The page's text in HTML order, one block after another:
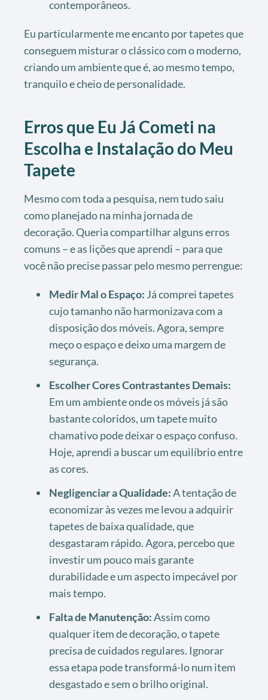
contemporâneos.
Eu particularmente me encanto por tapetes que
conseguem misturar o clássico com o moderno,
criando um ambiente que é, ao mesmo tempo,
tranquilo e cheio de personalidade.
Erros que Eu Já Cometi na
Escolha e Instalação do Meu
Tapete
Mesmo com toda a pesquisa, nem tudo saiu
como planejado na minha jornada de
decoração. Queria compartilhar alguns erros
comuns – e as lições que aprendi – para que
você não precise passar pelo mesmo perrengue:
Medir Mal o Espaço: Já comprei tapetes
cujo tamanho não harmonizava com a
disposição dos móveis. Agora, sempre
meço o espaço e deixo uma margem de
segurança.
Escolher Cores Contrastantes Demais:
Em um ambiente onde os móveis já são
bastante coloridos, um tapete muito
chamativo pode deixar o espaço confuso.
Hoje, aprendi a buscar um equilíbrio entre
as cores.
Negligenciar a Qualidade:A tentação de
economizar às vezes me levou a adquirir
tapetes de baixa qualidade, que
desgastaram rápido. Agora, percebo que
investir um pouco mais garante
durabilidade e um aspecto impecável por
mais tempo.
Falta de Manutenção:Assim como
qualquer item de decoração, o tapete
precisa de cuidados regulares. Ignorar
essa etapa pode transformá-lo num item
desgastado e sem o brilho original.